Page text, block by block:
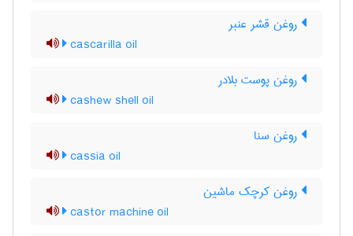
روغن قشر عنبر
cascarilla oil
روغن پوست بلادر
cashew shell oil
روغن سنا
cassia oil
روغن کرچک ماشین
castor machine oil